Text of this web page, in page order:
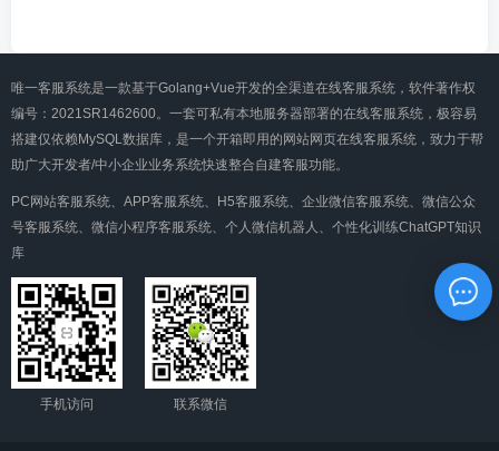
唯一客服系统是一款基于Golang+Vue开发的全渠道在线客服系统，软件著作权
编号：2021SR1462600。一套可私有本地服务器部署的在线客服系统，极容易
搭建仅依赖MySQL数据库，是一个开箱即用的网站网页在线客服系统，致力于帮
助广大开发者/中小企业业务系统快速整合自建客服功能。
PC网站客服系统、APP客服系统、H5客服系统、企业微信客服系统、微信公众
号客服系统、微信小程序客服系统、个人微信机器人、个性化训练ChatGPT知识
库
手机访问 联系微信